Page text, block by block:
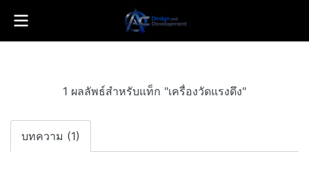
1 ผลลัพธ์สำหรับแท็ก "เครื่องวัดแรงดึง"
บทความ (1)